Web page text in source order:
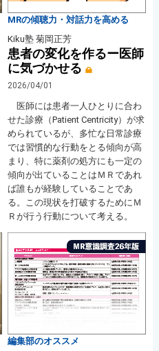
MRの傾聴力・対話力を高める
Kiku塾 菊岡正芳
患者の変化を作るー医師
に気づかせる
2026/04/01
医師には患者一人ひとりに合わ
せた診療（Patient Centricity）が求
められているが、多忙な日常診療
では習慣的な行動をとる傾向が高
まり、特に薬剤の処方にも一定の
傾向が出ていることはＭＲであれ
ば誰もが経験していることであ
る。この現状を打破するためにＭ
Ｒが行う行動について考える。
編集部のオススメ